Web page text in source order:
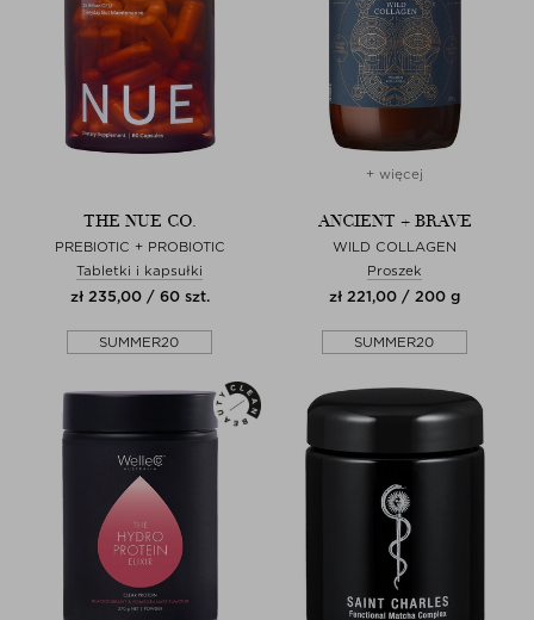
THE NUE CO.
PREBIOTIC + PROBIOTIC
Tabletki i kapsułki
zł 235,00 / 60 szt.
SUMMER20
+ więcej
ANCIENT + BRAVE
WILD COLLAGEN
Proszek
zł 221,00 / 200 g
SUMMER20